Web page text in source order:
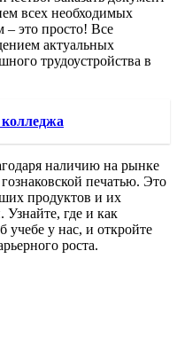
всех необходимых
это просто! Все
актуальных
трудоустройства в
наличию на рынке
печатью. Это
продуктов и их
Узнайте, где и как
учебе у нас, и откройте
роста.